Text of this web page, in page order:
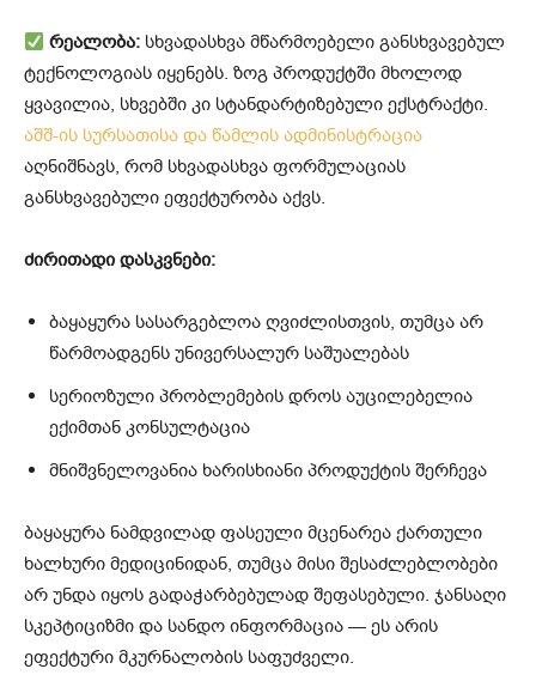
რეალობა: სხვადასხვა მწარმოებელი განსხვავებულ
ტექნოლოგიას იყენებს. ზოგ პროდუქტში მხოლოდ
ყვავილია, სხვებში კი სტანდარტიზებული ექსტრაქტი.
აშშ-ის სურსათისა და წამლის ადმინისტრაცია
აღნიშნავს, რომ სხვადასხვა ფორმულაციას
განსხვავებული ეფექტურობა აქვს.
ძირითადი დასკვნები:
ბაყაყურა სასარგებლოა ღვიძლისთვის, თუმცა არ
წარმოადგენს უნივერსალურ საშუალებას
სერიოზული პრობლემების დროს აუცილებელია
ექიმთან კონსულტაცია
მნიშვნელოვანია ხარისხიანი პროდუქტის შერჩევა
ბაყაყურა ნამდვილად ფასეული მცენარეა ქართული
ხალხური მედიცინიდან, თუმცა მისი შესაძლებლობები
არ უნდა იყოს გადაჭარბებულად შეფასებული. ჯანსაღი
სკეპტიციზმი და სანდო ინფორმაცია — ეს არის
ეფექტური მკურნალობის საფუძველი.